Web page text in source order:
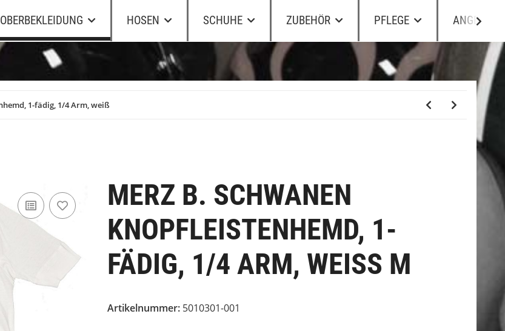
OBERBEKLEIDUNG HOSEN SCHUHE ZUBEHÖR PFLEGE ANGEBOTE
1-fädig, 1/4 Arm, weiß
MERZ B. SCHWANEN
KNOPFLEISTENHEMD, 1-
FÄDIG, 1/4 ARM, WEISS M
Artikelnummer: 5010301-001